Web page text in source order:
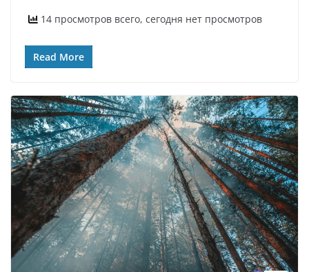
14 просмотров всего, сегодня нет просмотров
Read More